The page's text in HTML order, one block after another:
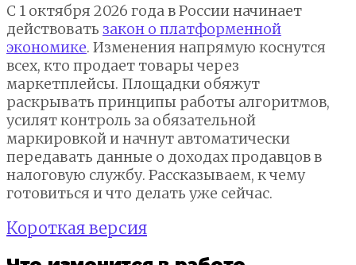
С 1 октября 2026 года в России начинает
действовать закон о платформенной
экономике. Изменения напрямую коснутся
всех, кто продает товары через
маркетплейсы. Площадки обяжут
раскрывать принципы работы алгоритмов,
усилят контроль за обязательной
маркировкой и начнут автоматически
передавать данные о доходах продавцов в
налоговую службу. Рассказываем, к чему
готовиться и что делать уже сейчас.
Короткая версия